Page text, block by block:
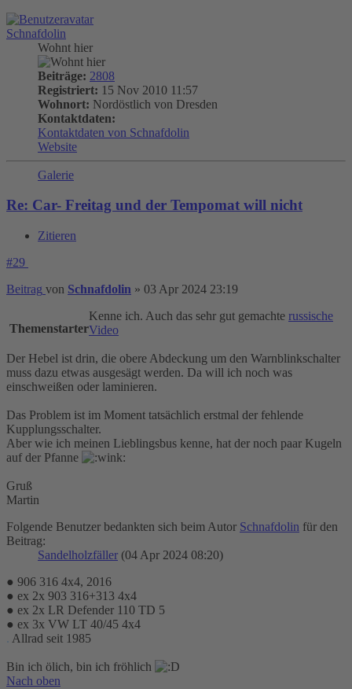
Schnafdolin
Wohnt hier
Beiträge: 2808
Registriert: 15 Nov 2010 11:57
Wohnort: Nordöstlich von Dresden
Kontaktdaten:
Kontaktdaten von Schnafdolin
Website
Galerie
Re: Car- Freitag und der Tempomat will nicht
Zitieren
#29
Beitrag von Schnafdolin » 03 Apr 2024 23:19
Themenstarter
Kenne ich. Auch das sehr gut gemachte russische
Video
Der Hebel ist drin, die obere Abdeckung um den Warnblinkschalter
muss dazu etwas ausgesägt werden. Da will ich noch was
einschweißen oder laminieren.
Das Problem ist im Moment tatsächlich erstmal der fehlende
Kupplungsschalter.
Aber wie ich meinen Lieblingsbus kenne, hat der noch paar Kugeln
auf der Pfanne
Gruß
Martin
Folgende Benutzer bedankten sich beim Autor Schnafdolin für den
Beitrag:
Sandelholzfäller (04 Apr 2024 08:20)
● 906 316 4x4, 2016
● ex 2x 903 316+313 4x4
● ex 2x LR Defender 110 TD 5
● ex 3x VW LT 40/45 4x4
. Allrad seit 1985
Bin ich ölich, bin ich fröhlich
Nach oben